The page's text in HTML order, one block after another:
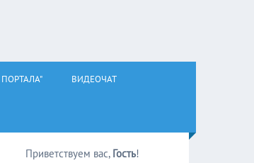
ВИДЕОЧАТ
Приветствуем вас, Гость!